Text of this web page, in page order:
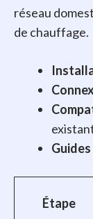
réseau
de chauffage.
Guides
Étape